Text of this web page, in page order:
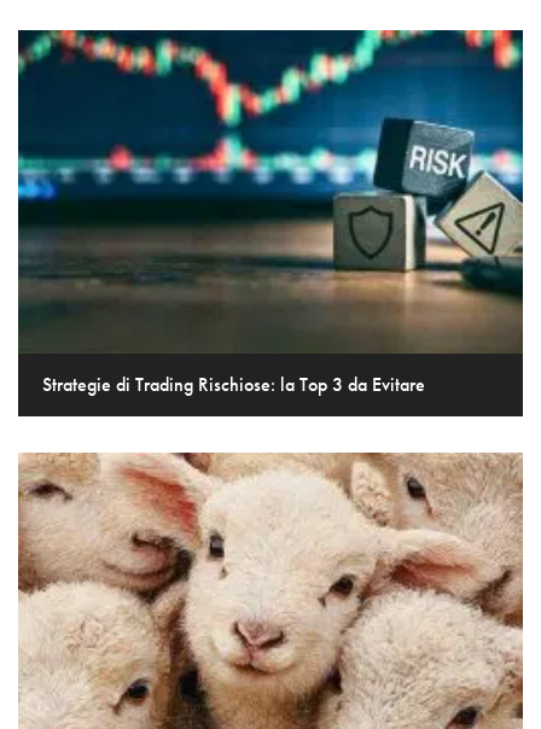
Strategie di Trading Rischiose: la Top 3 da Evitare